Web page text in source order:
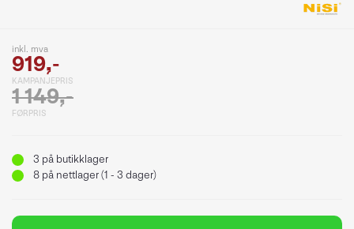
inkl. mva
919,-
KAMPANJEPRIS
1 149,-
FØRPRIS
3 på butikklager
8 på nettlager (1 - 3 dager)